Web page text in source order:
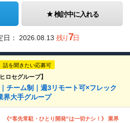
検討中に入れる
日： 2026.08.13 残り7日
話を聞きたい応募可
ロセグループ】
チーム制｜週3リモート可×フレック
界大手グループ
《“客先常駐・ひとり開発”は一切ナシ！》 業界